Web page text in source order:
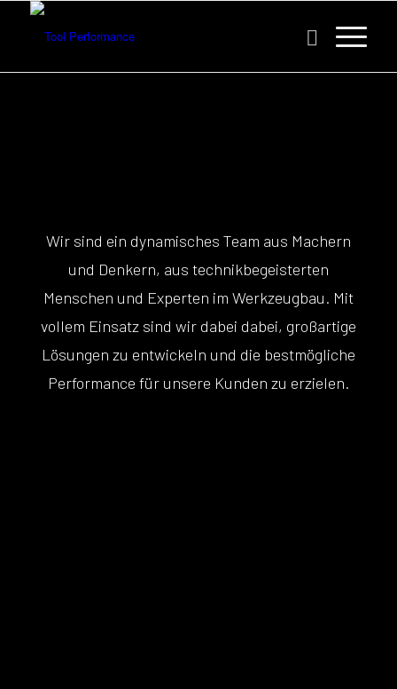
Wir sind ein dynamisches Team aus Machern
und Denkern, aus technikbegeisterten
Menschen und Experten im Werkzeugbau. Mit
vollem Einsatz sind wir dabei dabei, großartige
Lösungen zu entwickeln und die bestmögliche
Performance für unsere Kunden zu erzielen.